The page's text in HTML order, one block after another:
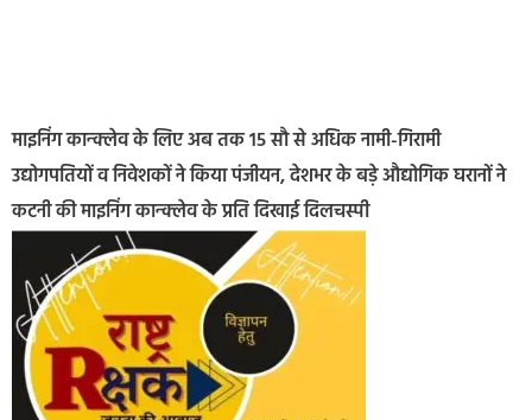
माइनिंग कान्क्लेव के लिए अब तक 15 सौ से अधिक नामी-गिरामी
उद्योगपतियों व निवेशकों ने किया पंजीयन, देशभर के बड़े औद्योगिक घरानों ने
कटनी की माइनिंग कान्क्लेव के प्रति दिखाई दिलचस्पी